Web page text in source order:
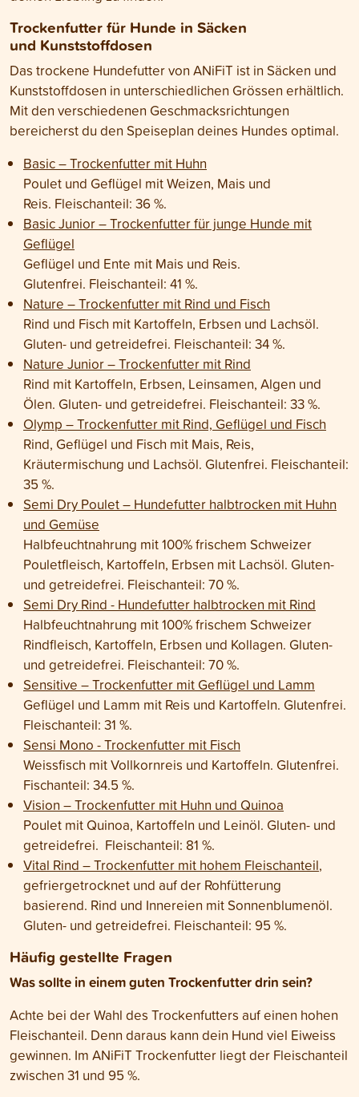
Trockenfutter für Hunde in Säcken
und Kunststoffdosen
Das trockene Hundefutter von ANiFiT ist in Säcken und
Kunststoffdosen in unterschiedlichen Grössen erhältlich.
Mit den verschiedenen Geschmacksrichtungen
bereicherst du den Speiseplan deines Hundes optimal.
Basic – Trockenfutter mit Huhn
Poulet und Geflügel mit Weizen, Mais und
Reis. Fleischanteil: 36 %.
Basic Junior – Trockenfutter für junge Hunde mit
Geflügel
Geflügel und Ente mit Mais und Reis.
Glutenfrei. Fleischanteil: 41 %.
Nature – Trockenfutter mit Rind und Fisch
Rind und Fisch mit Kartoffeln, Erbsen und Lachsöl.
Gluten- und getreidefrei. Fleischanteil: 34 %.
Nature Junior – Trockenfutter mit Rind
Rind mit Kartoffeln, Erbsen, Leinsamen, Algen und
Ölen. Gluten- und getreidefrei. Fleischanteil: 33 %.
Olymp – Trockenfutter mit Rind, Geflügel und Fisch
Rind, Geflügel und Fisch mit Mais, Reis,
Kräutermischung und Lachsöl. Glutenfrei. Fleischanteil:
35 %.
Semi Dry Poulet – Hundefutter halbtrocken mit Huhn
und Gemüse
Halbfeuchtnahrung mit 100% frischem Schweizer
Pouletfleisch, Kartoffeln, Erbsen mit Lachsöl. Gluten-
und getreidefrei. Fleischanteil: 70 %.
Semi Dry Rind - Hundefutter halbtrocken mit Rind
Halbfeuchtnahrung mit 100% frischem Schweizer
Rindfleisch, Kartoffeln, Erbsen und Kollagen. Gluten-
und getreidefrei. Fleischanteil: 70 %.
Sensitive – Trockenfutter mit Geflügel und Lamm
Geflügel und Lamm mit Reis und Kartoffeln. Glutenfrei.
Fleischanteil: 31 %.
Sensi Mono - Trockenfutter mit Fisch
Weissfisch mit Vollkornreis und Kartoffeln. Glutenfrei.
Fischanteil: 34.5 %.
Vision – Trockenfutter mit Huhn und Quinoa
Poulet mit Quinoa, Kartoffeln und Leinöl. Gluten- und
getreidefrei. Fleischanteil: 81 %.
Vital Rind – Trockenfutter mit hohem Fleischanteil,
gefriergetrocknet und auf der Rohfütterung
basierend. Rind und Innereien mit Sonnenblumenöl.
Gluten- und getreidefrei. Fleischanteil: 95 %.
Häufig gestellte Fragen
Was sollte in einem guten Trockenfutter drin sein?
Achte bei der Wahl des Trockenfutters auf einen hohen
Fleischanteil. Denn daraus kann dein Hund viel Eiweiss
gewinnen. Im ANiFiT Trockenfutter liegt der Fleischanteil
zwischen 31 und 95 %.